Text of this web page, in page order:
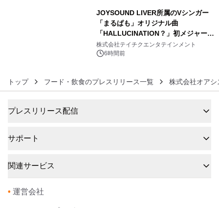
JOYSOUND LIVER所属のVシンガー
「まるぱも」オリジナル曲
「HALLUCINATION？」初メジャー配
信リリース決定！
株式会社テイチクエンタテインメント
6時間前
トップ フード・飲食のプレスリリース一覧 株式会社オア
プレスリリース配信
サポート
関連サービス
• 運営会社